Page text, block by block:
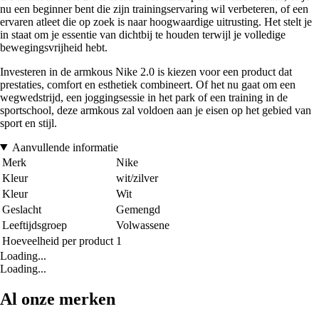
nu een beginner bent die zijn trainingservaring wil verbeteren, of een
ervaren atleet die op zoek is naar hoogwaardige uitrusting. Het stelt je
in staat om je essentie van dichtbij te houden terwijl je volledige
bewegingsvrijheid hebt.
Investeren in de armkous Nike 2.0 is kiezen voor een product dat
prestaties, comfort en esthetiek combineert. Of het nu gaat om een
wegwedstrijd, een joggingsessie in het park of een training in de
sportschool, deze armkous zal voldoen aan je eisen op het gebied van
sport en stijl.
Aanvullende informatie
Merk
Nike
Kleur
wit/zilver
Kleur
Wit
Geslacht
Gemengd
Leeftijdsgroep
Volwassene
Hoeveelheid per product 1
Loading...
Loading...
Al onze merken